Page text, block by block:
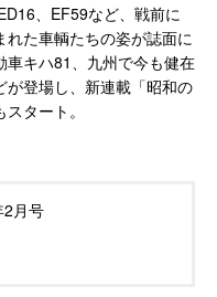
、EF59など、戦前に
た車輌たちの姿が誌面に
車キハ81、九州で今も健在
登場し、新連載「昭和の
タート。
月号